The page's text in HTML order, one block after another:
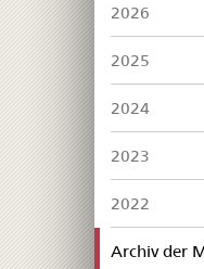
2026
2025
2024
2023
2022
Archiv der